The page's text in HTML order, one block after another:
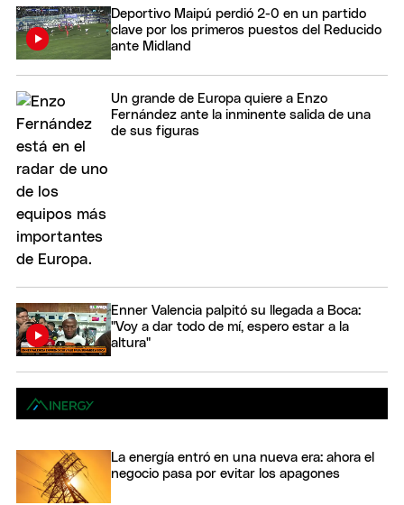
Deportivo Maipú perdió 2-0 en un partido
clave por los primeros puestos del Reducido
ante Midland
Un grande de Europa quiere a Enzo
Fernández ante la inminente salida de una
de sus figuras
Enner Valencia palpitó su llegada a Boca:
"Voy a dar todo de mí, espero estar a la
altura"
La energía entró en una nueva era: ahora el
negocio pasa por evitar los apagones